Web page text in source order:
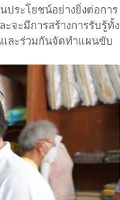
ระโยชน์อย่างยิ่งต่อการ
จะมีการสร้างการรับรู้ทั้ง
และร่วมกันจัดทำแผนขับ